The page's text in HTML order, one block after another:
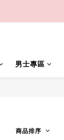
男士專區
商品排序